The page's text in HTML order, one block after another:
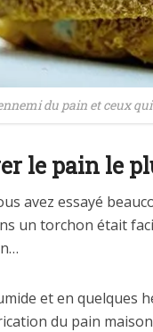
du pain et ceux
le pain le
avez essayé
un torchon était
et en quelques
du pain